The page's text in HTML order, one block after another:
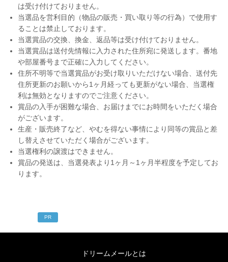
は受け付けておりません。
当選品を営利目的（物品の販売・買い取り等の行為）で使用す
ることは禁止しております。
当選賞品の交換、換金、返品等は受け付けておりません。
当選賞品は送付先情報に入力された住所宛に発送します。番地
や部屋番号まで正確に入力してください。
住所不明等で当選賞品がお受け取りいただけない場合、送付先
住所更新のお願いから1ヶ月経っても更新がない場合、当選権
利は無効となりますのでご注意ください。
賞品の入手が困難な場合、お届けまでにお時間をいただく場合
がございます。
生産・販売終了など、やむを得ない事情により同等の賞品と差
し替えさせていただく場合がございます。
当選権利の譲渡はできません。
賞品の発送は、当選発表より1ヶ月～1ヶ月半程度を予定してお
ります。
PR
ドリームメールとは